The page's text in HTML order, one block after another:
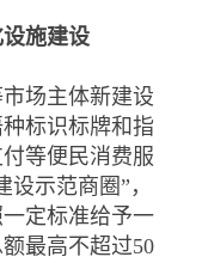
施建设
场主体新建设
标识标牌和指
等便民消费服
示范商圈”，
定标准给予一
最高不超过50